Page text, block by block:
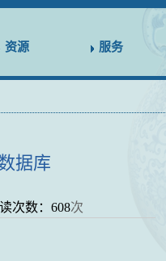
资源 服务
据库
次数：608次